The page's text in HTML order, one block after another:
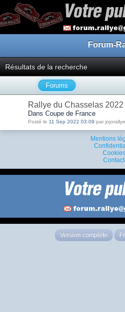
Forum-
Résultats de la recherche
Forums
Rallye du Chasselas
Dans Coupe de France
Posté le 11 Sep 2022 03:09 par jojorallye
Mentions
Cookies
Contact
Version complète